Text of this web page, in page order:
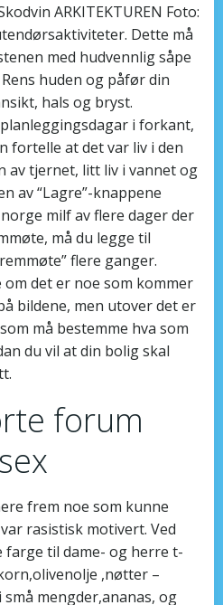
ARKITEKTUREN Foto:
Dette må
med hudvennlig såpe
huden og påfør din
hals og bryst.
i forkant,
fortelle at det var liv i den
av tjernet, litt liv i vannet og
av “Lagre”-knappene
milf av flere dager der
må du legge til
flere ganger.
det er noe som kommer
bildene, men utover det er
må bestemme hva som
du vil at din bolig skal
forum
frem noe som kunne
rasistisk motivert. Ved
farge til dame- og herre t-
,nøtter –
mengder,ananas, og